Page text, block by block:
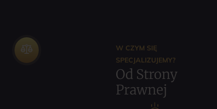
W CZYM SIĘ
SPECJALIZUJEMY?
Od Strony
Prawnej